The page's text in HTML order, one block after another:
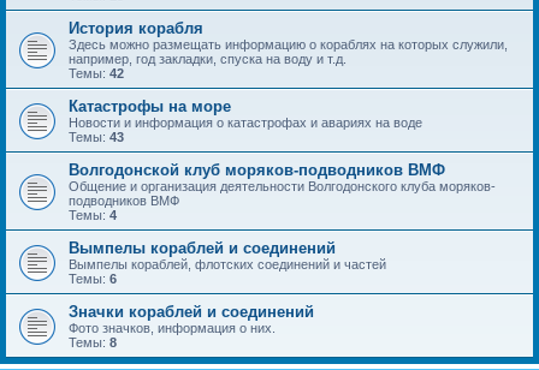
История корабля
Здесь можно размещать информацию о кораблях на которых служили,
например, год закладки, спуска на воду и т.д.
Темы: 42
Катастрофы на море
Новости и информация о катастрофах и авариях на воде
Темы: 43
Волгодонской клуб моряков-подводников ВМФ
Общение и организация деятельности Волгодонского клуба моряков-
подводников ВМФ
Темы: 4
Вымпелы кораблей и соединений
Вымпелы кораблей, флотских соединений и частей
Темы: 6
Значки кораблей и соединений
Фото значков, информация о них.
Темы: 8